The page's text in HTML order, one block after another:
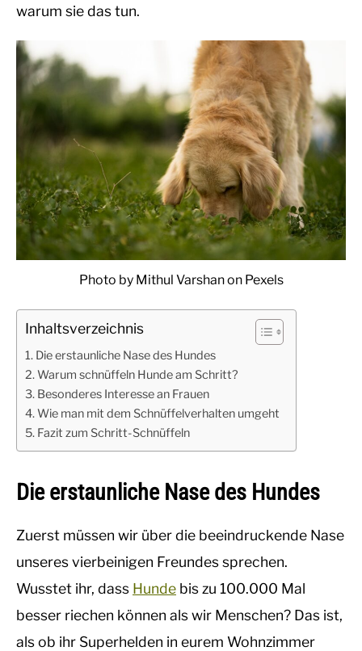
warum sie das tun.
Photo by Mithul Varshanon Pexels
Inhaltsverzeichnis
Die erstaunliche Nase des Hundes
Warum schnüffeln Hunde am Schritt?
Besonderes Interesse an Frauen
Wie man mit dem Schnüffelverhalten umgeht
Fazit zum Schritt-Schnüffeln
Die erstaunliche Nase des Hundes
Zuerst müssen wir über die beeindruckende Nase
unseres vierbeinigen Freundes sprechen.
Wusstet ihr, dass Hunde bis zu 100.000 Mal
besser riechen können als wir Menschen? Das ist,
als ob ihr Superhelden in eurem Wohnzimmer